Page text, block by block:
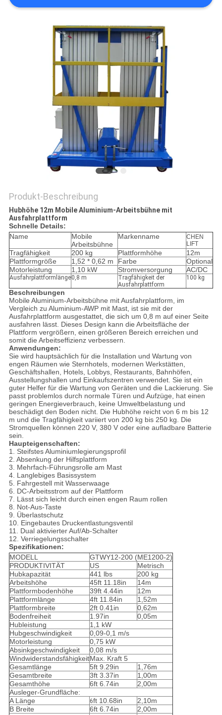
SITEMAP
DATENSCHUTZRICHTLINIE
Produkt-Beschreibung
Hubhöhe 12m Mobile Aluminium-Arbeitsbühne mit
Ausfahrplattform
Schnelle Details:
Name
Mobile
Arbeitsbühne
Markenname
CHEN
LIFT
Tragfähigkeit 200 kg Plattformhöhe
12m
Plattformgröße
1,52 * 0,62 m Farbe
Optional
Motorleistung
1,10 kW Stromversorgung AC/DC
Ausfahrplattformlänge0,8 m
Tragfähigkeit der
Ausfahrplattform
100 kg
Beschreibungen
Mobile Aluminium-Arbeitsbühne mit Ausfahrplattform, im
Vergleich zu Aluminium-AWP mit Mast, ist sie mit der
Ausfahrplattform ausgestattet, die sich um 0,8 m auf einer Seite
ausfahren lässt. Dieses Design kann die Arbeitsfläche der
Plattform vergrößern, einen größeren Bereich erreichen und
somit die Arbeitseffizienz verbessern.
Anwendungen:
Sie wird hauptsächlich für die Installation und Wartung von
engen Räumen wie Sternhotels, modernen Werkstätten,
Geschäftshallen, Hotels, Lobbys, Restaurants, Bahnhöfen,
Ausstellungshallen und Einkaufszentren verwendet. Sie ist ein
guter Helfer für die Wartung von Geräten und die Lackierung. Sie
passt problemlos durch normale Türen und Aufzüge, hat einen
geringen Energieverbrauch, keine Umweltbelastung und
beschädigt den Boden nicht. Die Hubhöhe reicht von 6 m bis 12
m und die Tragfähigkeit variiert von 200 kg bis 250 kg. Die
Stromquellen können 220 V, 380 V oder eine aufladbare Batterie
sein.
Haupteigenschaften:
1. Steifstes Aluminiumlegierungsprofil
2. Absenkung der Hilfsplattform
3. Mehrfach-Führungsrolle am Mast
4. Langlebiges Basissystem
5. Fahrgestell mit Wasserwaage
6. DC-Arbeitsstrom auf der Plattform
7. Lässt sich leicht durch einen engen Raum rollen
8. Not-Aus-Taste
9. Überlastschutz
10. Eingebautes Druckentlastungsventil
11. Dual aktivierter Auf/Ab-Schalter
12. Verriegelungsschalter
Spezifikationen:
MODELL
GTWY12-200 (ME1200-2)
PRODUKTIVITÄT
US
Metrisch
Hubkapazität
441 lbs
200 kg
Arbeitshöhe
45ft 11.18in
14m
Plattformbodenhöhe
39ft 4.44in
12m
Plattformlänge
4ft 11.84in
1,52m
Plattformbreite
2ft 0.41in
0,62m
Bodenfreiheit
1.97in
0,05m
Hubleistung
1,1 kW
Hubgeschwindigkeit
0,09-0,1 m/s
Motorleistung
0,75 kW
Absinkgeschwindigkeit
0,08 m/s
WindwiderstandsfähigkeitMax. Kraft 5
Gesamtlänge
5ft 9.29in
1,76m
Gesamtbreite
3ft 3.37in
1,00m
Gesamthöhe
6ft 6.74in
2,00m
Ausleger-Grundfläche:
A Länge
6ft 10.68in
2,10m
B Breite
6ft 6.74in
2,00m